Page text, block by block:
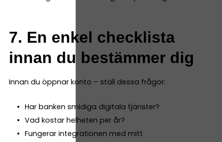
7. En enkel checklista
innan du bestämmer dig
Innan du öppnar konto – ställ dessa frågor:
Har banken smidiga digitala tjänster?
Vad kostar helheten per år?
Fungerar integrationen med mitt